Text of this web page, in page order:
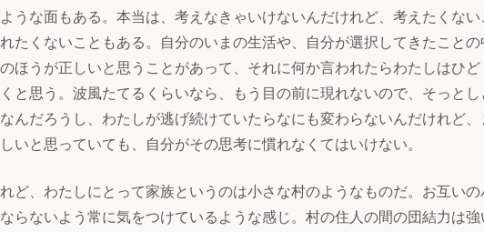
うな面もある。本当は、考えなきゃいけないんだけれど、考えたくない
たくないこともある。自分のいまの生活や、自分が選択してきたことの
ほうが正しいと思うことがあって、それに何か言われたらわたしはひど
と思う。波風たてるくらいなら、もう目の前に現れないので、そっとし
んだろうし、わたしが逃げ続けていたらなにも変わらないんだけれど、
いと思っていても、自分がその思考に慣れなくてはいけない。
ど、わたしにとって家族というのは小さな村のようなものだ。お互いの
らないよう常に気をつけているような感じ。村の住人の間の団結力は